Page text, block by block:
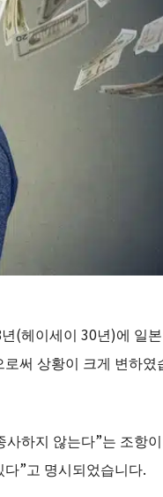
(헤이세이 30년)에 일
로써 상황이 크게 변하였
하지 않는다”는 조항
”고 명시되었습니다.